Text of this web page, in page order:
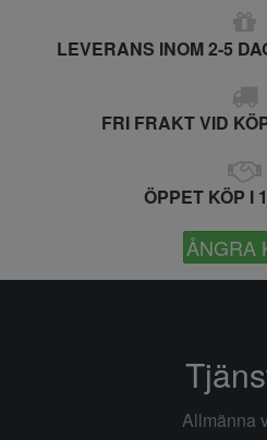
LEVERANS INOM 2-5
FRI FRAKT VID
ÖPPET KÖP I
ÅNGRA
Allmänna